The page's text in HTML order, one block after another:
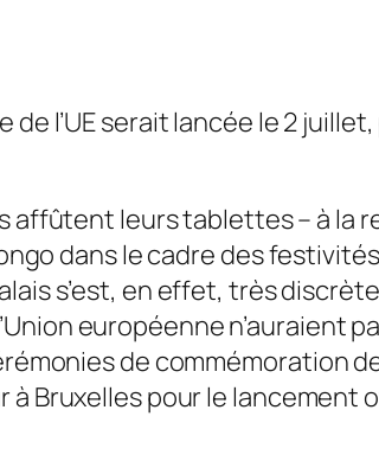
de l’UE serait lancée le 2
affûtent leurs tablettes – à
dans le cadre des
s’est, en effet, très
européenne n’auraient
de commémoration
à Bruxelles pour le